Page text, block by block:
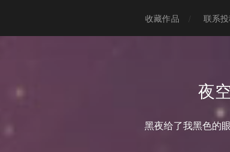
收藏作品 联系
夜
黑夜给了我黑色的